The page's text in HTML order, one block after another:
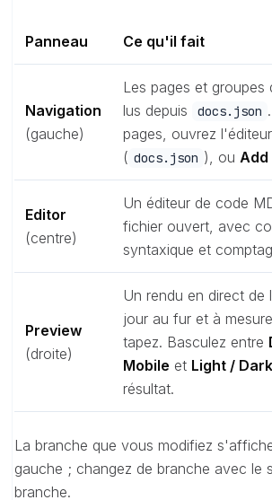
Panneau Ce qu'il fait
Navigation
(gauche)
Les pages et groupes
lus depuis
docs.json
pages, ouvrez l'éditeur
( docs.json ), ou Add
Editor
(centre)
Un éditeur de code
fichier ouvert, avec
syntaxique et
Preview
(droite)
Un rendu en direct de
jour au fur et à
tapez. Basculez entre
Mobile et Light / Dark
résultat.
La branche que vous modifiez
gauche ; changez de branche avec le
branche.